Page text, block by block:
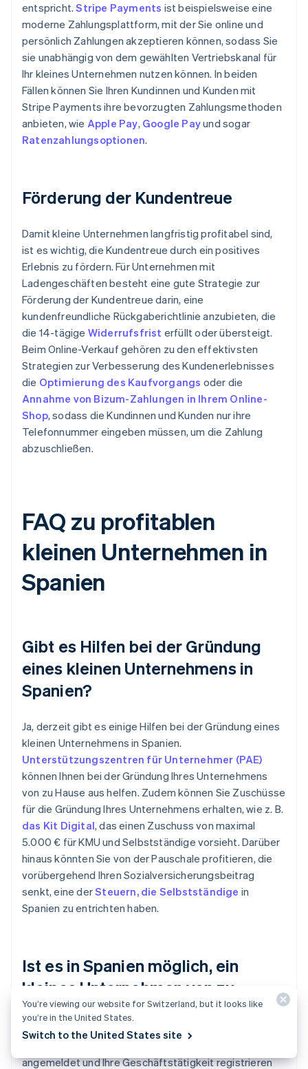
entspricht.Stripe Payments ist beispielsweise eine
moderne Zahlungsplattform, mit der Sie online und
persönlich Zahlungen akzeptieren können, sodass Sie
sie unabhängig von dem gewählten Vertriebskanal für
Ihr kleines Unternehmen nutzen können. In beiden
Fällen können Sie Ihren Kundinnen und Kunden mit
Stripe Payments ihre bevorzugten Zahlungsmethoden
anbieten, wie Apple Pay, Google Payund sogar
Ratenzahlungsoptionen.
Förderung der Kundentreue
Damit kleine Unternehmen langfristig profitabel sind,
ist es wichtig, die Kundentreue durch ein positives
Erlebnis zu fördern. Für Unternehmen mit
Ladengeschäften besteht eine gute Strategie zur
Förderung der Kundentreue darin, eine
kundenfreundliche Rückgaberichtlinie anzubieten, die
die 14-tägige Widerrufsfrist erfüllt oder übersteigt.
Beim Online-Verkauf gehören zu den effektivsten
Strategien zur Verbesserung des Kundenerlebnisses
die Optimierung des Kaufvorgangs oder die
Annahme von Bizum-Zahlungen in Ihrem Online-
Shop, sodass die Kundinnen und Kunden nur ihre
Telefonnummer eingeben müssen, um die Zahlung
abzuschließen.
FAQ zu profitablen
kleinen Unternehmen in
Spanien
Gibt es Hilfen bei der Gründung
eines kleinen Unternehmens in
Spanien?
Ja, derzeit gibt es einige Hilfen bei der Gründung eines
kleinen Unternehmens in Spanien.
Unterstützungszentren für Unternehmer (PAE)
können Ihnen bei der Gründung Ihres Unternehmens
von zu Hause aus helfen. Zudem können Sie Zuschüsse
für die Gründung Ihres Unternehmens erhalten, wie z. B.
das Kit Digital, das einen Zuschuss von maximal
5.000 € für KMU und Selbstständige vorsieht. Darüber
hinaus könnten Sie von der Pauschale profitieren, die
vorübergehend Ihren Sozialversicherungsbeitrag
senkt, eine derSteuern, die Selbstständige in
Spanien zu entrichten haben.
Ist es in Spanien möglich, ein
kleines Unternehmen von zu
Hause aus zu gründen?
angemeldet und Ihre Geschäftstätigkeit registrieren
You’re viewing our website for Switzerland, but it looks like
you’re in the United States.
Switch to the United States site